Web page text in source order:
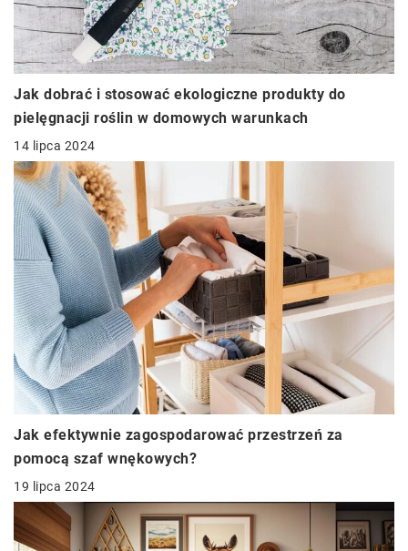
Jak dobrać i stosować ekologiczne produkty do
pielęgnacji roślin w domowych warunkach
14 lipca 2024
Jak efektywnie zagospodarować przestrzeń za
pomocą szaf wnękowych?
19 lipca 2024